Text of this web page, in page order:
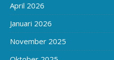
April 2026
Januari 2026
November 2025